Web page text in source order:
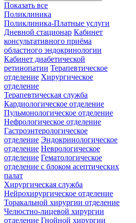
Показать все
Поликлиника
Поликлиника-Платные услуги
Дневной стационар Кабинет
консультативного приёма
областного эндокринологии
Кабинет диабетической
ретинопатии Терапевтическое
отделение Хирургическое
отделение
Терапевтическая служба
Кардиологическое отделение
Пульмонологическое отделение
Нефрологическое отделение
Гастроэнтерологическое
отделение Эндокринологическое
отделение Неврологическое
отделение Гематологическое
отделение c блоком асептических
палат
Хирургическая служба
Нейрохирургическое отделение
Торакальной хирургии отделение
Челюстно-лицевой хирургии
отделение Гнойной хирургии